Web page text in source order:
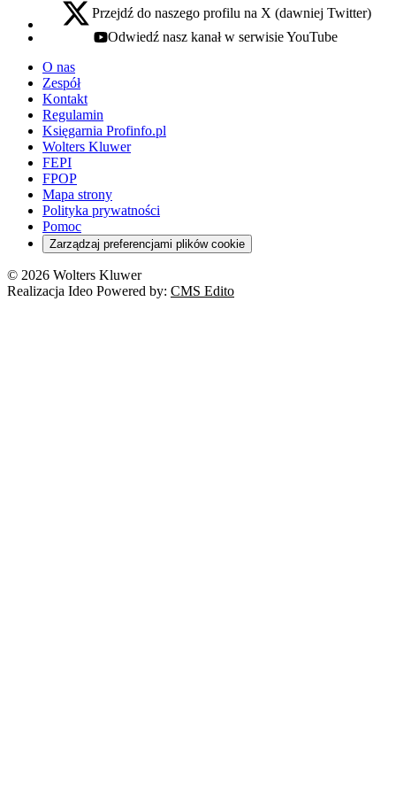
x - otwiera się w nowej karcie
Przejdź do naszego profilu na X (dawniej Twitter)
youtube - otwiera się w nowej karcie
Odwiedź nasz kanał w serwisie YouTube
O nas
Zespół
Kontakt
Regulamin
Księgarnia Profinfo.pl
Wolters Kluwer
FEPI
FPOP
Mapa strony
Polityka prywatności
Pomoc
Zarządzaj preferencjami plików cookie
© 2026 Wolters Kluwer
Realizacja Ideo Powered by: CMS Edito